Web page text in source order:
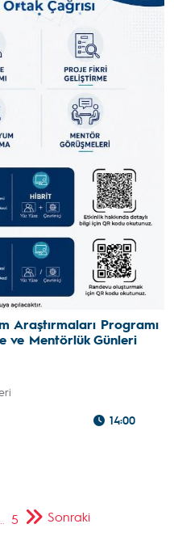
Araştırmaları Programı
ve Mentörlük Günleri
14:00
5 Sonraki